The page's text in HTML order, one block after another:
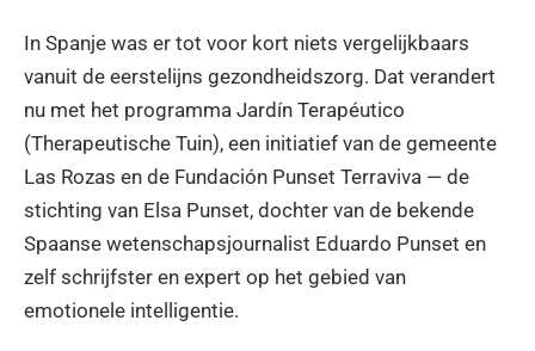
In Spanje was er tot voor kort niets vergelijkbaars
vanuit de eerstelijns gezondheidszorg. Dat verandert
nu met het programma Jardín Terapéutico
(Therapeutische Tuin), een initiatief van de gemeente
Las Rozas en de Fundación Punset Terraviva — de
stichting van Elsa Punset, dochter van de bekende
Spaanse wetenschapsjournalist Eduardo Punset en
zelf schrijfster en expert op het gebied van
emotionele intelligentie.